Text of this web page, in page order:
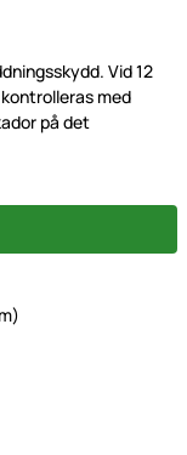
Vid 12
med
på det